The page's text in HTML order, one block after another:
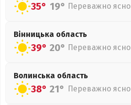
35° 19° Переважно ясно
Вінницька область
39° 20° Переважно ясно
Волинська область
38° 21° Переважно ясно